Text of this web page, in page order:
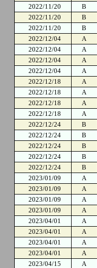
2022/11/20
B
2022/11/20
B
2022/11/20
B
2022/12/04
A
2022/12/04
A
2022/12/04
A
2022/12/04
A
2022/12/18
A
2022/12/18
A
2022/12/18
A
2022/12/18
A
2022/12/24
B
2022/12/24
B
2022/12/24
B
2022/12/24
B
2022/12/24
B
2023/01/09
A
2023/01/09
A
2023/01/09
A
2023/01/09
A
2023/04/01
A
2023/04/01
A
2023/04/01
A
2023/04/01
A
2023/04/15
A